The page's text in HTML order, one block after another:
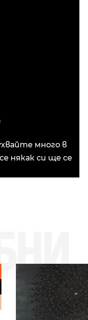
много в
някак си ще се